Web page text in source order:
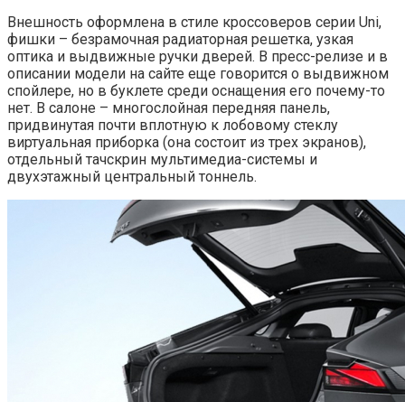
Внешность оформлена в стиле кроссоверов серии Uni,
фишки – безрамочная радиаторная решетка, узкая
оптика и выдвижные ручки дверей. В пресс-релизе и в
описании модели на сайте еще говорится о выдвижном
спойлере, но в буклете среди оснащения его почему-то
нет. В салоне – многослойная передняя панель,
придвинутая почти вплотную к лобовому стеклу
виртуальная приборка (она состоит из трех экранов),
отдельный тачскрин мультимедиа-системы и
двухэтажный центральный тоннель.